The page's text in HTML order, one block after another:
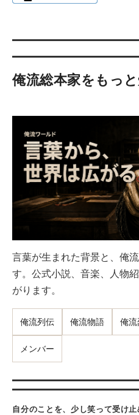
俺流総本家をもっ
言葉が生まれた背景と、俺
す。公式小説、音楽、人物
がります。
俺流列伝 俺流物語 俺流
メンバー
自分のことを、少し笑って受け